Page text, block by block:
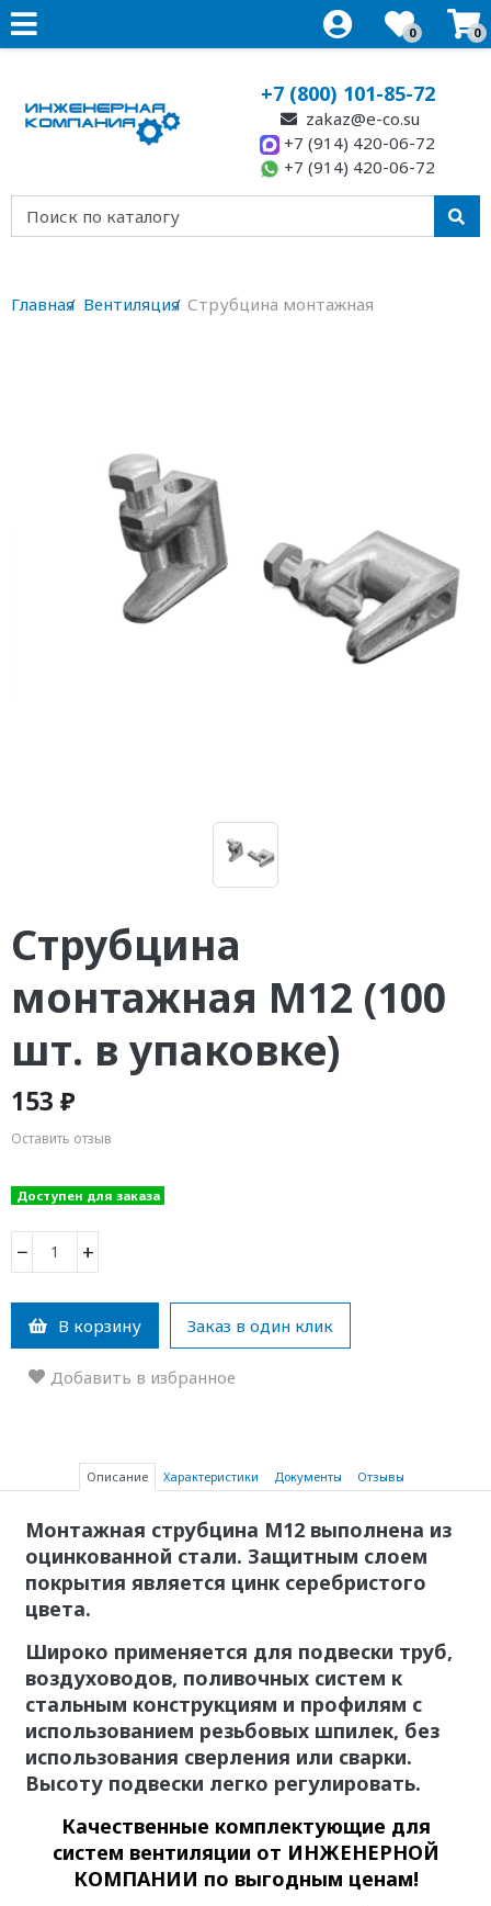
0 0
+7 (800) 101-85-72
zakaz@e-co.su
+7 (914) 420-06-72
+7 (914) 420-06-72
Главная Вентиляция Струбцина монтажная
Струбцина
монтажная М12 (100
шт. в упаковке)
153 ₽
Оставить отзыв
Доступен для заказа
− +
В корзину Заказ в один клик
Добавить в избранное
Описание Характеристики Документы Отзывы
Монтажная струбцина М12 выполнена из
оцинкованной стали. Защитным слоем
покрытия является цинк серебристого
цвета.
Широко применяется для подвески труб,
воздуховодов, поливочных систем к
стальным конструкциям и профилям с
использованием резьбовых шпилек, без
использования сверления или сварки.
Высоту подвески легко регулировать.
Качественные комплектующие для
систем вентиляции от ИНЖЕНЕРНОЙ
КОМПАНИИ по выгодным ценам!